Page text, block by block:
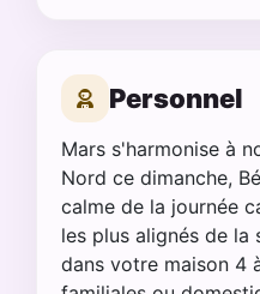
Personnel
Mars s'harmonise à
Nord ce dimanche,
calme de la journée
les plus alignés de la
dans votre maison 4